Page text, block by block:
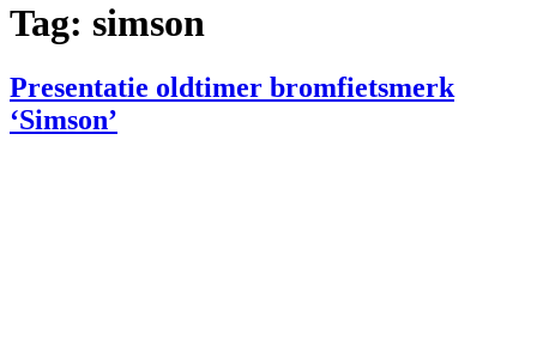
Tag: simson
Presentatie oldtimer bromfietsmerk
‘Simson’